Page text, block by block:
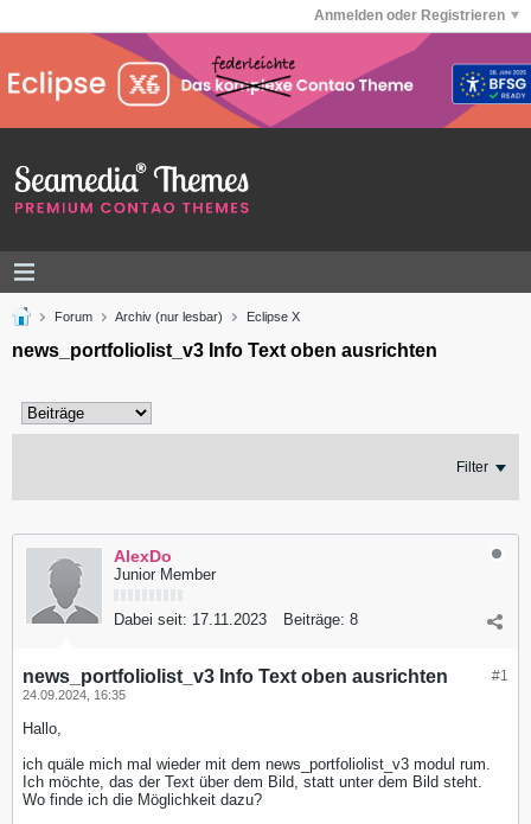
Anmelden oder Registrieren
Forum Archiv (nur lesbar) Eclipse X
news_portfoliolist_v3 Info Text oben ausrichten
Filter
AlexDo
Junior Member
Dabei seit: 17.11.2023 Beiträge: 8
#1
news_portfoliolist_v3 Info Text oben ausrichten
24.09.2024, 16:35
Hallo,
ich quäle mich mal wieder mit dem news_portfoliolist_v3 modul rum.
Ich möchte, das der Text über dem Bild, statt unter dem Bild steht.
Wo finde ich die Möglichkeit dazu?